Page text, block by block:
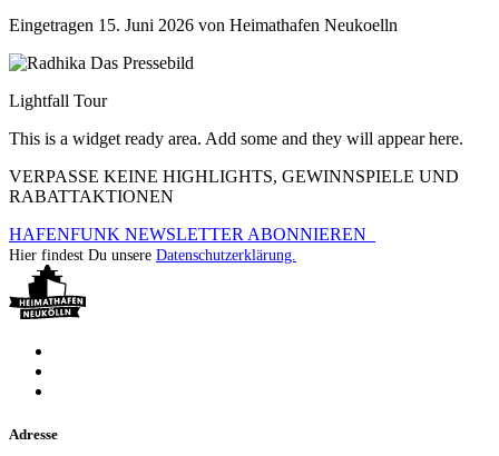
Eingetragen 15. Juni 2026 von Heimathafen Neukoelln
Lightfall Tour
This is a widget ready area. Add some and they will appear here.
VERPASSE KEINE HIGHLIGHTS, GEWINNSPIELE UND
RABATTAKTIONEN
HAFENFUNK NEWSLETTER ABONNIEREN
Hier findest Du unsere Datenschutzerklärung.
Adresse